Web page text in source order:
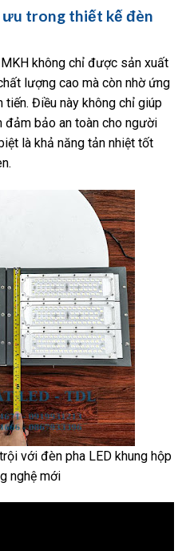
trong thiết kế đèn
không chỉ được sản xuất
lượng cao mà còn nhờ ứng
Điều này không chỉ giúp
đảm bảo an toàn cho người
là khả năng tản nhiệt tốt
với đèn pha LED khung hộp
nghệ mới